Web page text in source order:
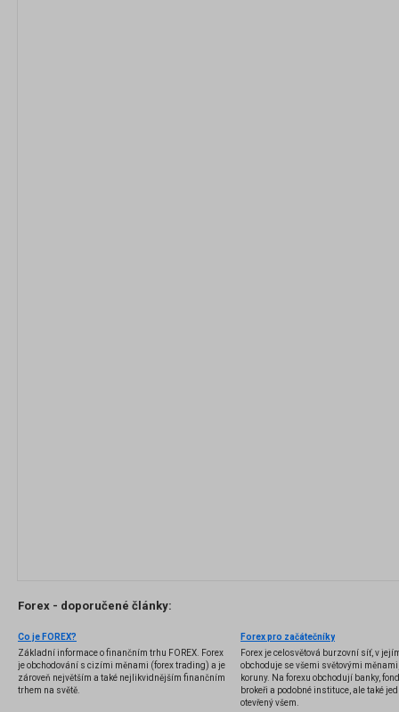
Forex - doporučené články:
Co je FOREX?
Základní informace o finančním trhu FOREX. Forex
je obchodování s cizími měnami (forex trading) a je
zároveň největším a také nejlikvidnějším finančním
trhem na světě.
Forex pro začátečníky
Forex je celosvětová burzovní síť, v
obchoduje se všemi světovými
koruny. Na forexu obchodují banky,
brokeři a podobné instituce, ale také
otevřený všem.